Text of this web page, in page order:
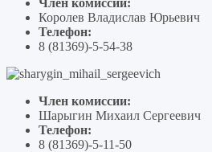
Королев Владислав Юрьевич
Телефон:
8 (81369)-5-54-38
Член комиссии:
Шарыгин Михаил Сергеевич
Телефон:
8 (81369)-5-11-50